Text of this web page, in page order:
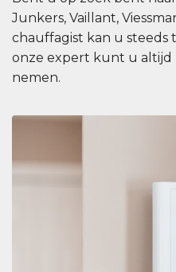
Junkers, Vaillant,
chauffagist kan u
onze expert kunt u altijd
nemen.